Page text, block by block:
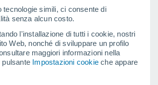
tecnologie simili, ci consente di
senza alcun costo.
l'installazione di tutti i cookie, nostri
Web, nonché di sviluppare un profilo
maggiori informazioni nella
pulsante Impostazioni cookie che appare
...